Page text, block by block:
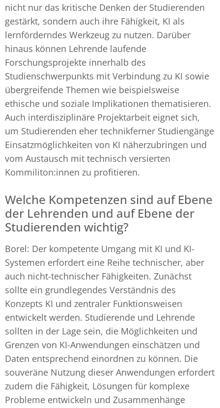
nicht nur das kritische Denken der Studierenden
gestärkt, sondern auch ihre Fähigkeit, KI als
lernförderndes Werkzeug zu nutzen. Darüber
hinaus können Lehrende laufende
Forschungsprojekte innerhalb des
Studienschwerpunkts mit Verbindung zu KI sowie
übergreifende Themen wie beispielsweise
ethische und soziale Implikationen thematisieren.
Auch interdisziplinäre Projektarbeit eignet sich,
um Studierenden eher technikferner Studiengänge
Einsatzmöglichkeiten von KI näherzubringen und
vom Austausch mit technisch versierten
Kommiliton:innen zu profitieren.
Welche Kompetenzen sind auf Ebene
der Lehrenden und auf Ebene der
Studierenden wichtig?
Borel: Der kompetente Umgang mit KI und KI-
Systemen erfordert eine Reihe technischer, aber
auch nicht-technischer Fähigkeiten. Zunächst
sollte ein grundlegendes Verständnis des
Konzepts KI und zentraler Funktionsweisen
entwickelt werden. Studierende und Lehrende
sollten in der Lage sein, die Möglichkeiten und
Grenzen von KI-Anwendungen einschätzen und
Daten entsprechend einordnen zu können. Die
souveräne Nutzung dieser Anwendungen erfordert
zudem die Fähigkeit, Lösungen für komplexe
Probleme entwickeln und Zusammenhänge